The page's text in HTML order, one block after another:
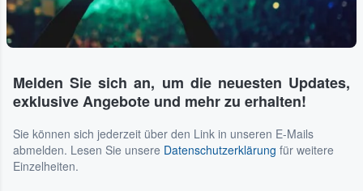
Melden Sie sich an, um die neuesten Updates,
exklusive Angebote und mehr zu erhalten!
Sie können sich jederzeit über den Link in unseren E-Mails
abmelden. Lesen Sie unsere Datenschutzerklärung für weitere
Einzelheiten.